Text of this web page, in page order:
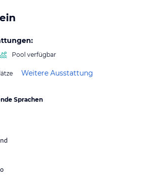
Pool verfügbar
Weitere Ausstattung
Sprachen